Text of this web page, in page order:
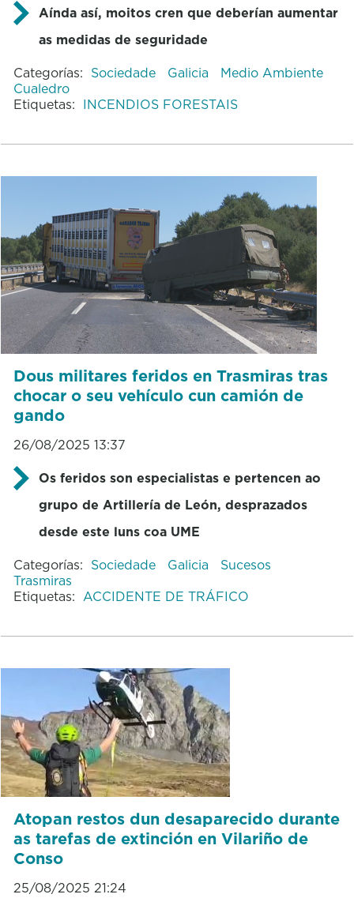
Aínda así, moitos cren que deberían aumentar
as medidas de seguridade
Categorías: Sociedade Galicia
Medio Ambiente
Cualedro
Etiquetas: INCENDIOS FORESTAIS
Dous militares feridos en Trasmiras tras
chocar o seu vehículo cun camión de
gando
26/08/2025 13:37
Os feridos son especialistas e pertencen ao
grupo de Artillería de León, desprazados
desde este luns coa UME
Categorías: Sociedade Galicia
Sucesos
Trasmiras
Etiquetas: ACCIDENTE DE TRÁFICO
Atopan restos dun desaparecido durante
as tarefas de extinción en Vilariño de
Conso
25/08/2025 21:24